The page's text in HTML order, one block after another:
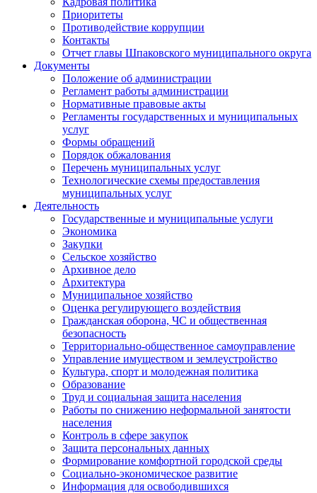
Приоритеты
Противодействие коррупции
Контакты
Отчет главы Шпаковского муниципального округа
Документы
Положение об администрации
Регламент работы администрации
Нормативные правовые акты
Регламенты государственных и муниципальных
услуг
Формы обращений
Порядок обжалования
Перечень муниципальных услуг
Технологические схемы предоставления
муниципальных услуг
Деятельность
Государственные и муниципальные услуги
Экономика
Закупки
Сельское хозяйство
Архивное дело
Архитектура
Муниципальное хозяйство
Оценка регулирующего воздействия
Гражданская оборона, ЧС и общественная
безопасность
Территориально-общественное самоуправление
Управление имуществом и землеустройство
Культура, спорт и молодежная политика
Образование
Труд и социальная защита населения
Работы по снижению неформальной занятости
населения
Контроль в сфере закупок
Защита персональных данных
Формирование комфортной городской среды
Социально-экономическое развитие
Информация для освободившихся